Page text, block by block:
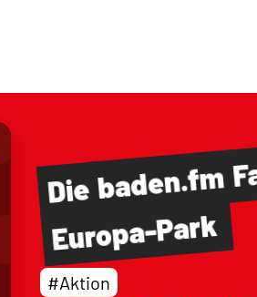
Die baden.fm
Europa-Park
#Aktion